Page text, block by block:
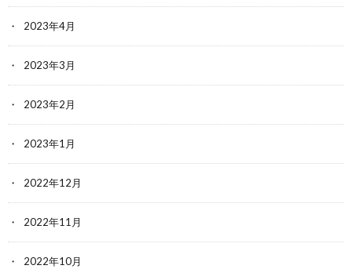
2023年4月
2023年3月
2023年2月
2023年1月
2022年12月
2022年11月
2022年10月